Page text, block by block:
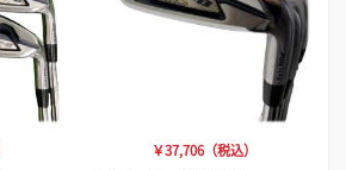
￥37,706（税込）